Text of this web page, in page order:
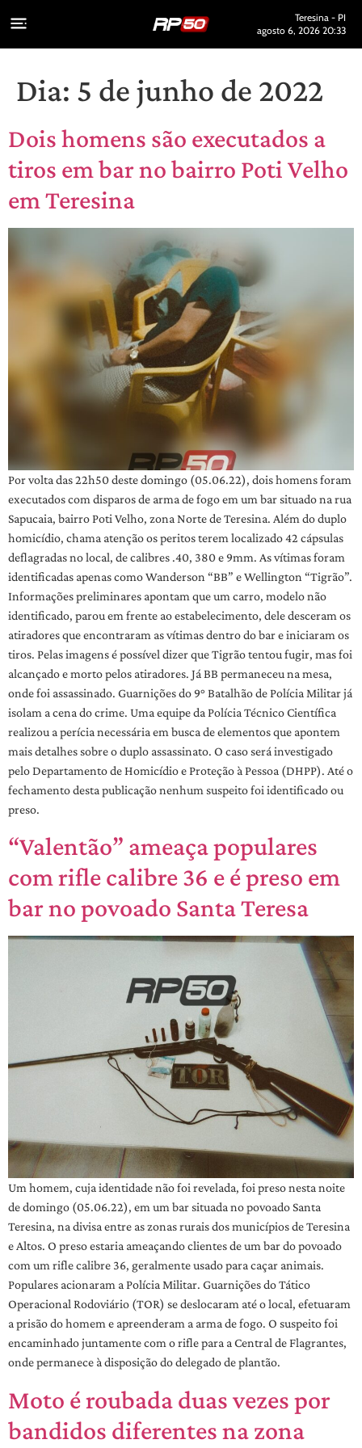
Teresina - PI
agosto 6, 2026 20:33
Dia: 5 de junho de 2022
Dois homens são executados a
tiros em bar no bairro Poti Velho
em Teresina
Por volta das 22h50 deste domingo (05.06.22), dois homens foram
executados com disparos de arma de fogo em um bar situado na rua
Sapucaia, bairro Poti Velho, zona Norte de Teresina. Além do duplo
homicídio, chama atenção os peritos terem localizado 42 cápsulas
deflagradas no local, de calibres .40, 380 e 9mm. As vítimas foram
identificadas apenas como Wanderson “BB” e Wellington “Tigrão”.
Informações preliminares apontam que um carro, modelo não
identificado, parou em frente ao estabelecimento, dele desceram os
atiradores que encontraram as vítimas dentro do bar e iniciaram os
tiros. Pelas imagens é possível dizer que Tigrão tentou fugir, mas foi
alcançado e morto pelos atiradores. Já BB permaneceu na mesa,
onde foi assassinado. Guarnições do 9° Batalhão de Polícia Militar já
isolam a cena do crime. Uma equipe da Polícia Técnico Científica
realizou a perícia necessária em busca de elementos que apontem
mais detalhes sobre o duplo assassinato. O caso será investigado
pelo Departamento de Homicídio e Proteção à Pessoa (DHPP). Até o
fechamento desta publicação nenhum suspeito foi identificado ou
preso.
“Valentão” ameaça populares
com rifle calibre 36 e é preso em
bar no povoado Santa Teresa
Um homem, cuja identidade não foi revelada, foi preso nesta noite
de domingo (05.06.22), em um bar situada no povoado Santa
Teresina, na divisa entre as zonas rurais dos municípios de Teresina
e Altos. O preso estaria ameaçando clientes de um bar do povoado
com um rifle calibre 36, geralmente usado para caçar animais.
Populares acionaram a Polícia Militar. Guarnições do Tático
Operacional Rodoviário (TOR) se deslocaram até o local, efetuaram
a prisão do homem e apreenderam a arma de fogo. O suspeito foi
encaminhado juntamente com o rifle para a Central de Flagrantes,
onde permanece à disposição do delegado de plantão.
Moto é roubada duas vezes por
bandidos diferentes na zona